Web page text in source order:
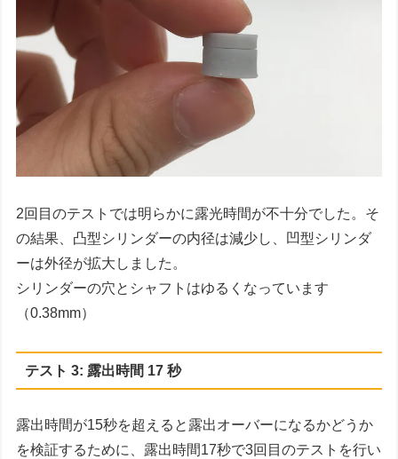
2回目のテストでは明らかに露光時間が不十分でした。そ
の結果、凸型シリンダーの内径は減少し、凹型シリンダ
ーは外径が拡大しました。
シリンダーの穴とシャフトはゆるくなっています
（0.38mm）
テスト 3: 露出時間 17 秒
露出時間が15秒を超えると露出オーバーになるかどうか
を検証するために、露出時間17秒で3回目のテストを行い